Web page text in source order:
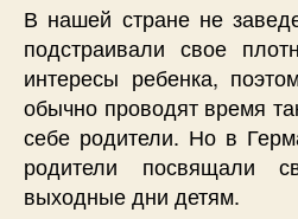
В нашей стране не
подстраивали свое
интересы ребенка,
обычно проводят время
себе родители. Но в
родители посвящали
выходные дни детям.